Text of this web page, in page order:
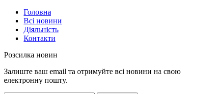
Головна
Всі новини
Діяльність
Контакти
Розсилка новин
Залиште ваш email та отримуйте всі новини на свою
електронну пошту.